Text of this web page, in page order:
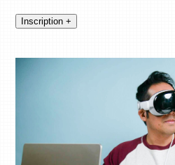
Inscription +